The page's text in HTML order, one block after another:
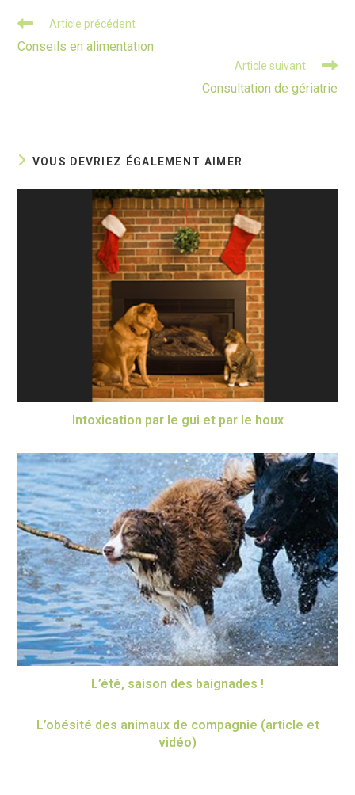
Article précédent
Conseils en alimentation
Article suivant
Consultation de gériatrie
VOUS DEVRIEZ ÉGALEMENT AIMER
Intoxication par le gui et par le houx
L’été, saison des baignades !
L’obésité des animaux de compagnie (article et
vidéo)